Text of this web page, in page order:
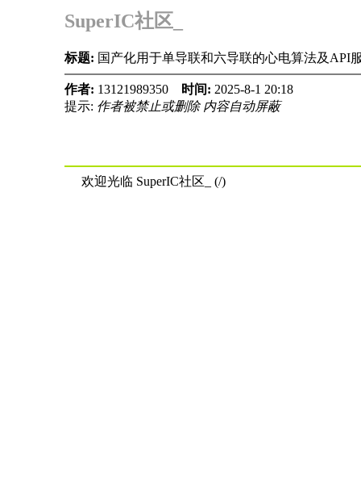
SuperIC社区_
标题: 国产化用于单导联和六导联的心电算法及API
作者: 13121989350 时间: 2025-8-1 20:18
提示: 作者被禁止或删除 内容自动屏蔽
欢迎光临 SuperIC社区_ (/)